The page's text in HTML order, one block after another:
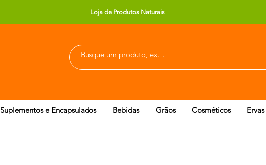
Loja de Produtos Naturais
Suplementos e Encapsulados Bebidas Grãos Cosméticos